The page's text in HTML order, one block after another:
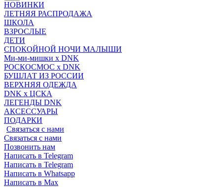
НОВИНКИ
ЛЕТНЯЯ РАСПРОДАЖА
ШКОЛА
ВЗРОСЛЫЕ
ДЕТИ
СПОКОЙНОЙ НОЧИ МАЛЫШИ
Ми-ми-мишки x DNK
РОСКОСМОС x DNK
БУШЛАТ ИЗ РОССИИ
ВЕРХНЯЯ ОДЕЖДА
DNK x ЦСКА
ЛЕГЕНДЫ DNK
АКСЕССУАРЫ
ПОДАРКИ
Связаться с нами
Связаться с нами
Позвонить нам
Написать в Telegram
Написать в Telegram
Написать в Whatsapp
Написать в Max